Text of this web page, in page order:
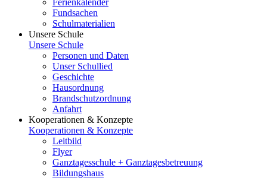
Ferienkalender
Fundsachen
Schulmaterialien
Unsere Schule
Unsere Schule
Personen und Daten
Unser Schullied
Geschichte
Hausordnung
Brandschutzordnung
Anfahrt
Kooperationen & Konzepte
Kooperationen & Konzepte
Leitbild
Flyer
Ganztagesschule + Ganztagesbetreuung
Bildungshaus